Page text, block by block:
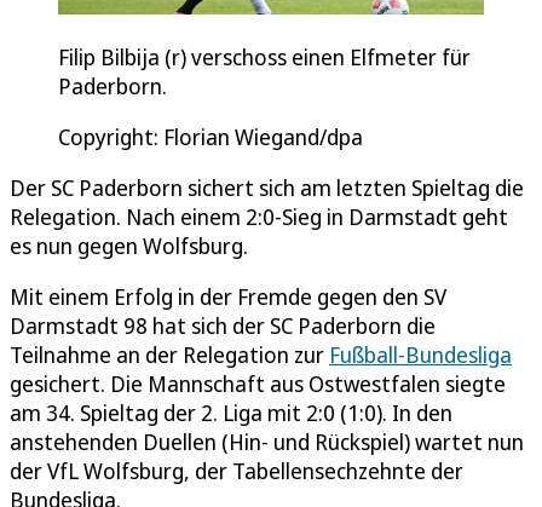
Filip Bilbija (r) verschoss einen Elfmeter für
Paderborn.
Copyright: Florian Wiegand/dpa
Der SC Paderborn sichert sich am letzten Spieltag die
Relegation. Nach einem 2:0-Sieg in Darmstadt geht
es nun gegen Wolfsburg.
Mit einem Erfolg in der Fremde gegen den SV
Darmstadt 98 hat sich der SC Paderborn die
Teilnahme an der Relegation zur Fußball-Bundesliga
gesichert. Die Mannschaft aus Ostwestfalen siegte
am 34. Spieltag der 2. Liga mit 2:0 (1:0). In den
anstehenden Duellen (Hin- und Rückspiel) wartet nun
der VfL Wolfsburg, der Tabellensechzehnte der
Bundesliga.